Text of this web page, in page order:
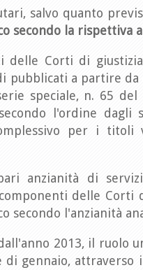
salvo quanto
secondo la rispettiva
delle Corti di
pubblicati a partire da
speciale, n. 65
l'ordine dagli
per i titoli
anzianità di
delle
secondo l'anzianità
2013, il ruolo
di gennaio, attraverso